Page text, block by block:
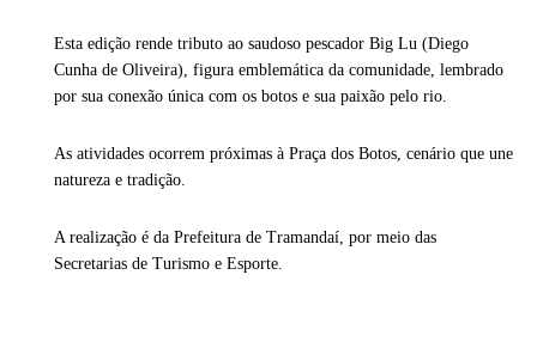
Esta edição rende tributo ao saudoso pescador Big Lu (Diego
Cunha de Oliveira), figura emblemática da comunidade, lembrado
por sua conexão única com os botos e sua paixão pelo rio.
As atividades ocorrem próximas à Praça dos Botos, cenário que une
natureza e tradição.
A realização é da Prefeitura de Tramandaí, por meio das
Secretarias de Turismo e Esporte.